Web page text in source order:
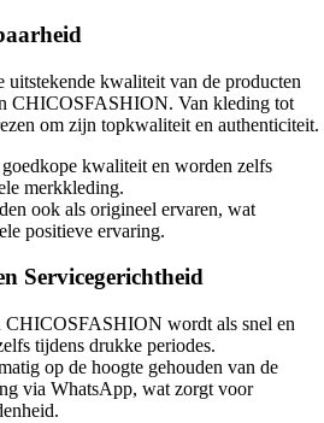
uitstekende kwaliteit van de producten
CHICOSFASHION. Van kleding tot
om zijn topkwaliteit en authenticiteit.
kwaliteit en worden zelfs
merkkleding.
ook als origineel ervaren, wat
positieve ervaring.
Servicegerichtheid
CHICOSFASHION wordt als snel en
tijdens drukke periodes.
op de hoogte gehouden van de
via WhatsApp, wat zorgt voor